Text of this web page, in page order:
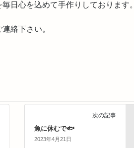
日心を込めて手作りしております。
絡下さい。
次の記事
魚に休むで🐟
2023年4月21日